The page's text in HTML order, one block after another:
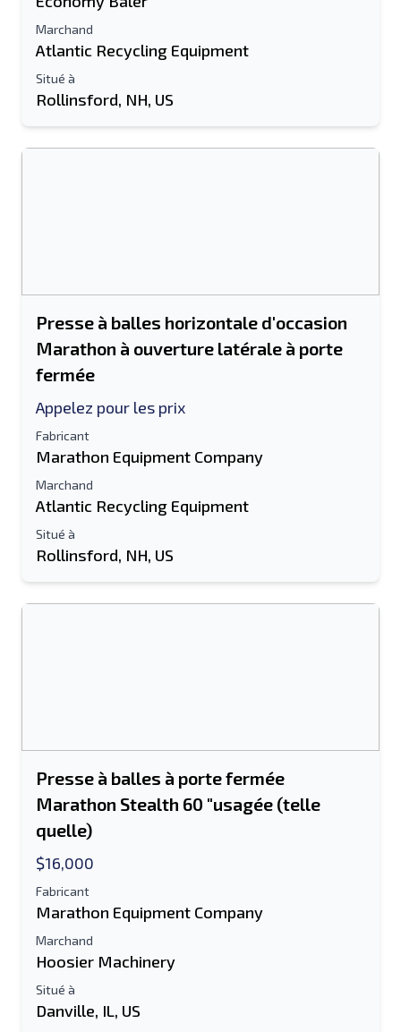
Marchand
Atlantic Recycling Equipment
Situé à
Rollinsford, NH, US
Presse à balles horizontale d'occasion
Marathon à ouverture latérale à porte
fermée
Appelez pour les prix
Fabricant
Marathon Equipment Company
Marchand
Atlantic Recycling Equipment
Situé à
Rollinsford, NH, US
Presse à balles à porte fermée
Marathon Stealth 60 "usagée (telle
quelle)
$16,000
Fabricant
Marathon Equipment Company
Marchand
Hoosier Machinery
Situé à
Danville, IL, US